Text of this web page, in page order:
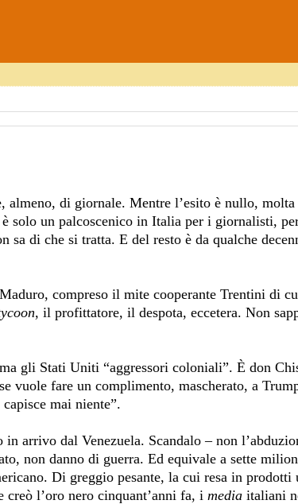
almeno, di giornale. Mentre l’esito è nullo,
solo un palcoscenico in Italia per i giornalisti,
di che si tratta. E del resto è da qualche
compreso il mite cooperante Trentini di
, il profittatore, il despota, eccetera. Non
gli Stati Uniti “aggressori coloniali”. È don
vuole fare un complimento, mascherato, a
mai niente”.
arrivo dal Venezuela. Scandalo – non
non danno di guerra. Ed equivale a sette
Di greggio pesante, la cui resa in
l’oro nero cinquant’anni fa, i mediaitaliani